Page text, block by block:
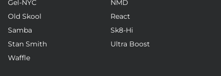
Gel-NYC
NMD
Old Skool
React
Samba
Sk8-Hi
Stan Smith
Ultra Boost
Waffle